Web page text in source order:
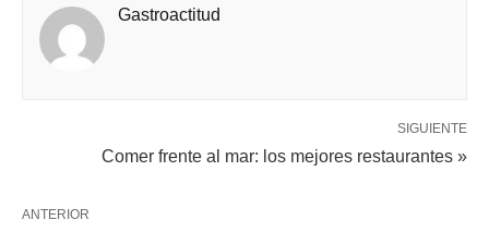
Gastroactitud
SIGUIENTE
Comer frente al mar: los mejores restaurantes »
ANTERIOR